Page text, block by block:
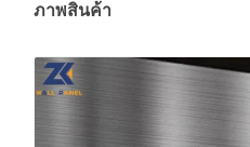
ภาพสินค้า